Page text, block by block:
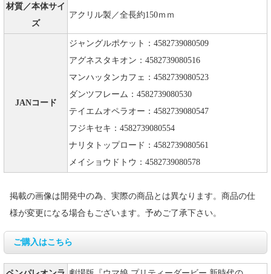
材質／本体サイ
ズ
アクリル製／全長約150ｍｍ
JANコード
ジャングルポケット：4582739080509
アグネスタキオン：4582739080516
マンハッタンカフェ：4582739080523
ダンツフレーム：4582739080530
テイエムオペラオー：4582739080547
フジキセキ：4582739080554
ナリタトップロード：4582739080561
メイショウドトウ：4582739080578
掲載の画像は開発中の為、実際の商品とは異なります。商品の仕
様が変更になる場合もございます。予めご了承下さい。
ご購入はこちら